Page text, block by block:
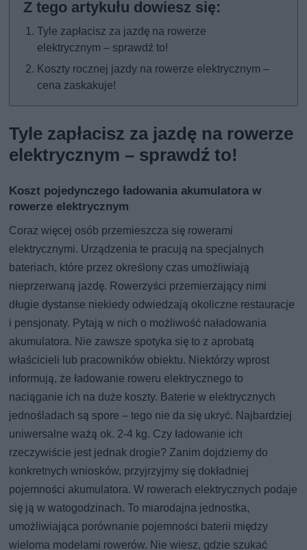
Tyle zapłacisz za jazdę na rowerze
elektrycznym – sprawdź to!
Koszty rocznej jazdy na rowerze elektrycznym –
cena zaskakuje!
Tyle zapłacisz za jazdę na rowerze
elektrycznym – sprawdź to!
Koszt pojedynczego ładowania akumulatora w
rowerze elektrycznym
Coraz więcej osób przemieszcza się rowerami
elektrycznymi. Urządzenia te pracują na specjalnych
bateriach, które przez określony czas umożliwiają
nieprzerwaną jazdę. Rowerzyści przemierzający nimi
długie dystanse niekiedy odwiedzają okoliczne restauracje
i pensjonaty. Pytają w nich o możliwość naładowania
akumulatora. Nie zawsze spotyka się to z aprobatą
właścicieli lub pracowników obiektu. Niektórzy wprost
informują, że ładowanie roweru elektrycznego to
naciąganie ich na duże koszty. Baterie w elektrycznych
jednośladach są spore – tego nie da się ukryć. Najbardziej
uniwersalne ważą ok. 2-4 kg. Czy ładowanie ich
rzeczywiście jest jednak drogie? Zanim dojdziemy do
konkretnych wniosków, przyjrzyjmy się dokładniej
pojemności akumulatora. W rowerach elektrycznych podaje
się ją w watogodzinach. To miarodajna jednostka,
umożliwiająca porównanie pojemności baterii między
wieloma modelami rowerów. Nie wiesz, gdzie szukać